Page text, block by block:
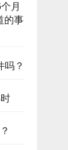
月
的事
吗？